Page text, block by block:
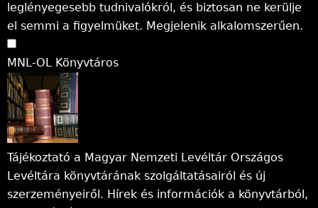
leglényegesebb tudnivalókról, és biztosan ne kerülje
el semmi a figyelmüket. Megjelenik alkalomszerűen.
MNL-OL Könyvtáros
Tájékoztató a Magyar Nemzeti Levéltár Országos
Levéltára könyvtárának szolgáltatásairól és új
szerzeményeiről. Hírek és információk a könyvtárból,